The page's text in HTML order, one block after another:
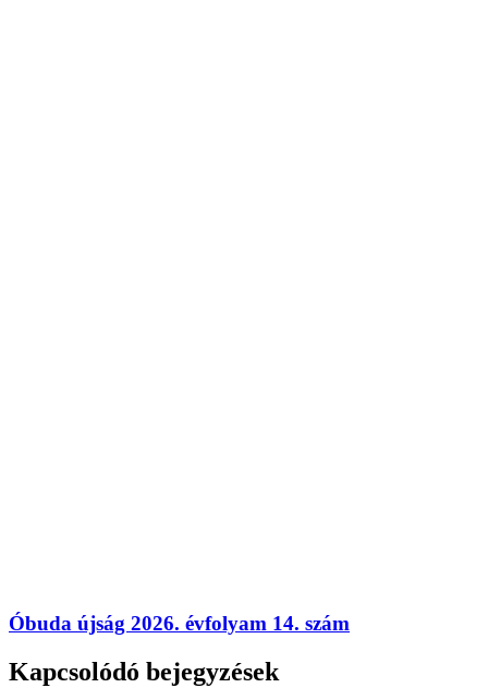
Óbuda újság 2026. évfolyam 14. szám
Kapcsolódó bejegyzések